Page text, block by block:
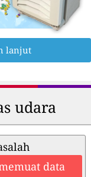
lanjut
udara
data